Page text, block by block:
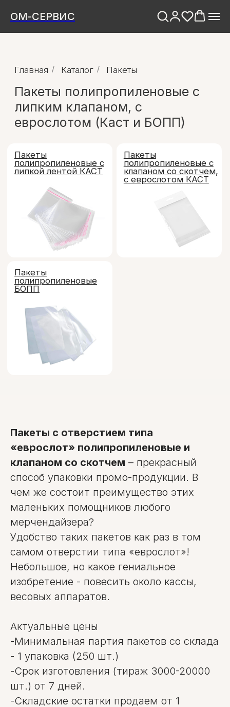
ОМ-СЕРВИС
Пакеты полипропиленовые с
липким клапаном, с
еврослотом (Каст и БОПП)
Пакеты
полипропиленовые с
клапаном со скотчем,
с еврослотом КАСТ
Пакеты
липкой лентой КАСТ
полипропиленовые
Пакеты с отверстием типа
«еврослот» полипропиленовые и
клапаном со скотчем – прекрасный
способ упаковки промо-продукции. В
чем же состоит преимущество этих
маленьких помощников любого
мерчендайзера?
Удобство таких пакетов как раз в том
самом отверстии типа «еврослот»!
Небольшое, но какое гениальное
изобретение - повесить около кассы,
весовых аппаратов.
Актуальные цены
-Минимальная партия пакетов со склада
- 1 упаковка (250 шт.)
-Срок изготовления (тираж 3000-20000
шт.) от 7 дней.
-Складские остатки продаем от 1